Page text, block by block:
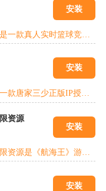
安装
安装
新斗罗大陆破解版安装是一款唐家三少正版IP授权斗罗玄幻神战手游，还原原汁原味的斗罗神战世界!神界危机降临。上线就送全魂师，送万年魂环，送八蛛神骨，送无门槛1888充值卡，光明神祗与黑暗神祗正式决裂,唐三、小舞、五大神王、史莱克七怪等经典角色乱世沉浮，上演最强斗罗巅峰之战!神魂融合技破碎虚空,绝世暗器击穿混沌,百变时装战力爆表.......谁都可以凭实力封神!
资源
安装
安装